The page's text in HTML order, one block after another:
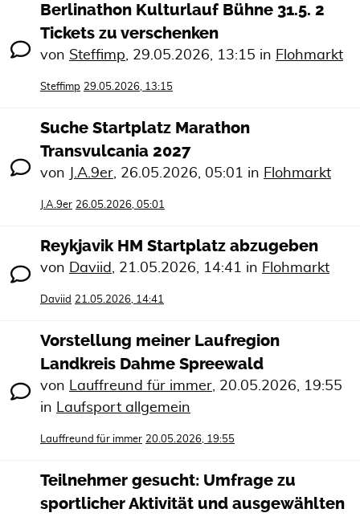
Berlinathon Kulturlauf Bühne 31.5. 2
Tickets zu verschenken
von Steffimp, 29.05.2026, 13:15 in Flohmarkt
Steffimp 29.05.2026, 13:15
Suche Startplatz Marathon
Transvulcania 2027
von J.A.9er, 26.05.2026, 05:01 in Flohmarkt
J.A.9er 26.05.2026, 05:01
Reykjavik HM Startplatz abzugeben
von Daviid, 21.05.2026, 14:41 in Flohmarkt
Daviid 21.05.2026, 14:41
Vorstellung meiner Laufregion
Landkreis Dahme Spreewald
von Lauffreund für immer, 20.05.2026, 19:55
in Laufsport allgemein
Lauffreund für immer 20.05.2026, 19:55
Teilnehmer gesucht: Umfrage zu
sportlicher Aktivität und ausgewählten